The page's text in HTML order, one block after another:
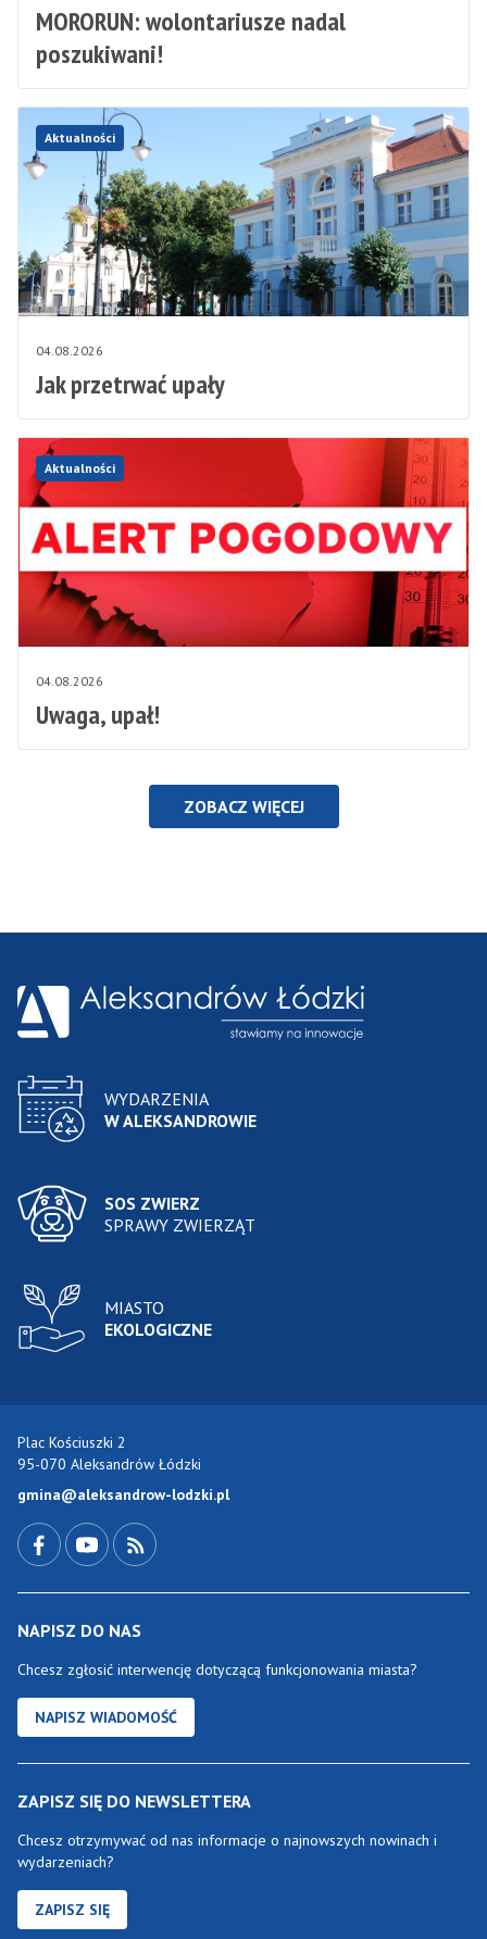
MORORUN: wolontariusze nadal
poszukiwani!
Aktualności
04.08.2026
Jak przetrwać upały
Aktualności
04.08.2026
Uwaga, upał!
ZOBACZ WIĘCEJ
WYDARZENIA
W ALEKSANDROWIE
SOS ZWIERZ
SPRAWY ZWIERZĄT
MIASTO
EKOLOGICZNE
Plac Kościuszki 2
95-070 Aleksandrów Łódzki
gmina@aleksandrow-lodzki.pl
NAPISZ DO NAS
Chcesz zgłosić interwencję dotyczącą funkcjonowania miasta?
NAPISZ WIADOMOŚĆ
ZAPISZ SIĘ DO NEWSLETTERA
Chcesz otrzymywać od nas informacje o najnowszych nowinach i
wydarzeniach?
ZAPISZ SIĘ